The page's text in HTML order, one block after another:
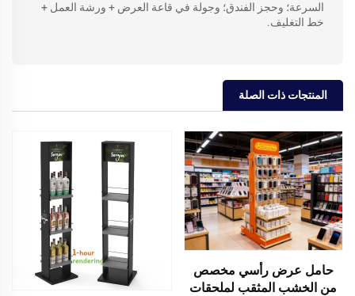
السرعة؛ وحجز الفندق؛ وجولة في قاعة العرض + ورشة العمل +
خط التغليف.
المنتجات ذات الصلة
حامل عرض رأسي مخصص
من الخشب المثقب لملحقات